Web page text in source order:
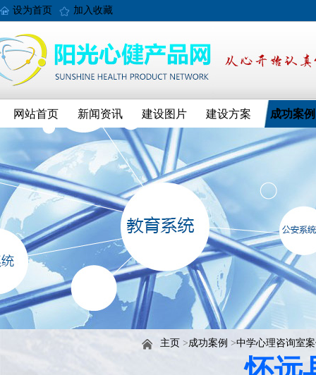
设为首页 加入收藏
网站首页 新闻资讯 建设图片 建设方案 成功案例
主页 >成功案例 >中学心理咨询室